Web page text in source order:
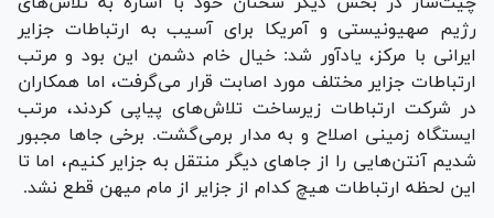
رژیم صهیونیستی و آمریکا برای آسیب به ارتباطات جزایر
ایرانی با مرکز، یادآور شد: خیال خام دشمن این بود و مرتب
ارتباطات جزایر مختلف مورد اصابت قرار می‌گرفت، اما همکاران
در شرکت ارتباطات زیرساخت تلاش‌های پیاپی کردند، مرتب
ایستگاه زمینی اصلاح و به مدار برمی‌گشت. برخی جا‌ها مجبور
شدیم آنتن‌هایی را از جا‌های دیگر منتقل به جزایر کنیم، اما تا
این لحظه ارتباطات هیچ کدام از جزایر از مام میهن قطع نشد.